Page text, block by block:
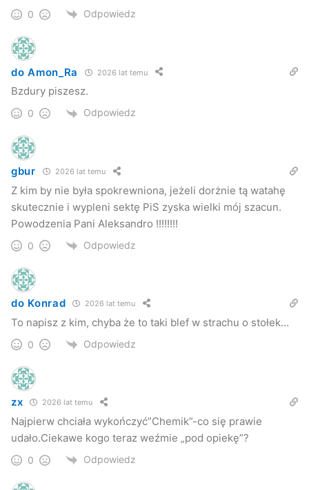
0 Odpowiedz
do Amon_Ra 2026 lat temu
Bzdury piszesz.
0 Odpowiedz
gbur 2026 lat temu
Z kim by nie była spokrewniona, jeżeli dorżnie tą watahę
skutecznie i wypleni sektę PiS zyska wielki mój szacun.
Powodzenia Pani Aleksandro !!!!!!!!
0 Odpowiedz
do Konrad 2026 lat temu
To napisz z kim, chyba że to taki blef w strachu o stołek…
0 Odpowiedz
zx 2026 lat temu
Najpierw chciała wykończyć”Chemik”-co się prawie
udało.Ciekawe kogo teraz weźmie „pod opiekę”?
0 Odpowiedz